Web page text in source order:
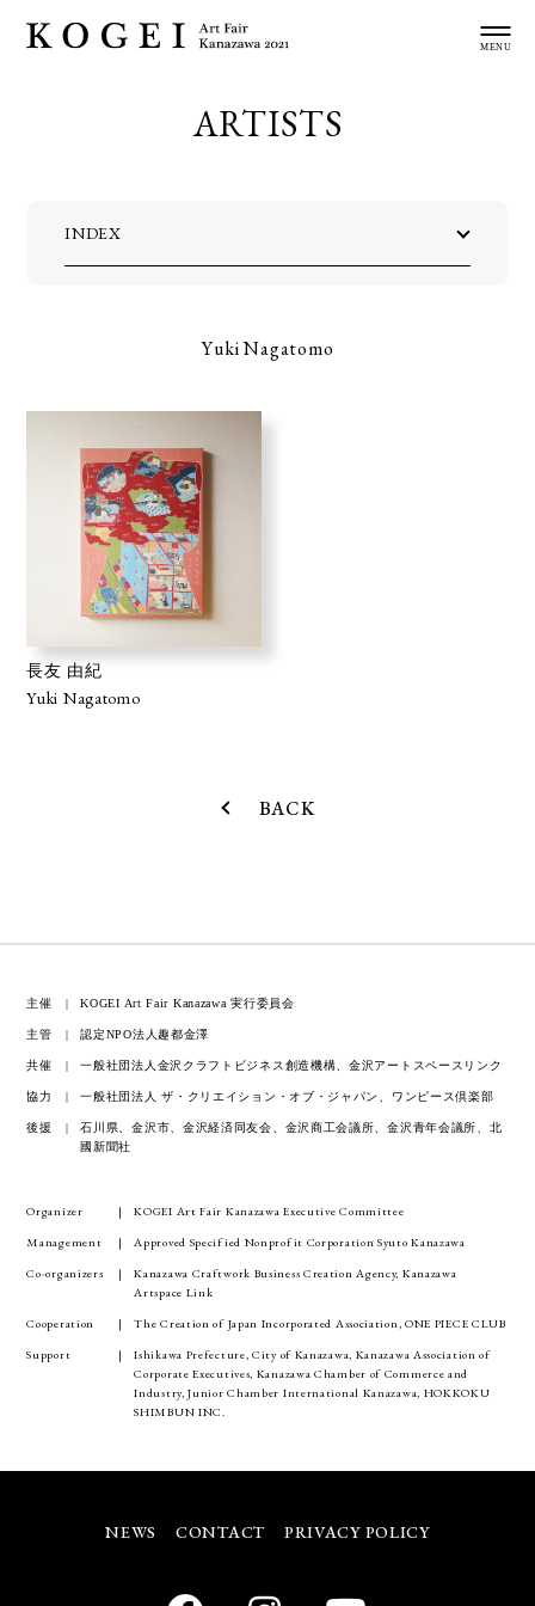
ARTISTS
INDEX
Yuki Nagatomo
長友 由紀
Yuki Nagatomo
BACK
主催 KOGEI Art Fair Kanazawa 実行委員会
主管 認定NPO法人趣都金澤
共催 一般社団法人金沢クラフトビジネス創造機構、金沢アートスペースリンク
協力 一般社団法人 ザ・クリエイション・オブ・ジャパン、ワンピース倶楽部
後援
石川県、金沢市、金沢経済同友会、金沢商工会議所、金沢青年会議所、北
國新聞社
Organizer
KOGEI Art Fair Kanazawa Executive Committee
Management
Approved Specified Nonprofit Corporation Syuto Kanazawa
Co-organizers
Kanazawa Craftwork Business Creation Agency, Kanazawa
Artspace Link
Cooperation
The Creation of Japan Incorporated Association, ONE PIECE CLUB
Support
Ishikawa Prefecture, City of Kanazawa, Kanazawa Association of
Corporate Executives, Kanazawa Chamber of Commerce and
Industry, Junior Chamber International Kanazawa, HOKKOKU
SHIMBUN INC.
NEWS CONTACT PRIVACY POLICY